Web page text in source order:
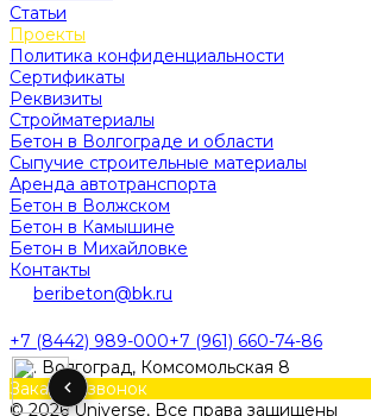
Статьи
Проекты
Политика конфиденциальности
Сертификаты
Реквизиты
Стройматериалы
Бетон в Волгограде и области
Сыпучие строительные материалы
Аренда автотранспорта
Бетон в Волжском
Бетон в Камышине
Бетон в Михайловке
Контакты
beribeton@bk.ru
+7 (8442) 989-000+7 (961) 660-74-86
г. Волгоград, Комсомольская 8
Заказать звонок
© 2026 Universe, Все права защищены